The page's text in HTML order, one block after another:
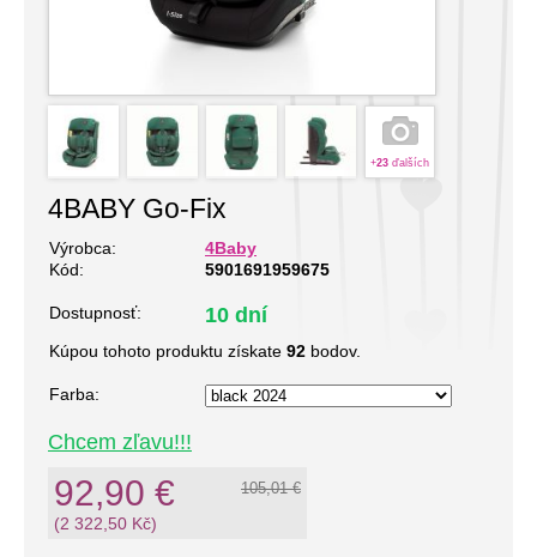
+23 ďalších
4BABY Go-Fix
Výrobca:
4Baby
Kód:
5901691959675
Dostupnosť: 10 dní
Kúpou tohoto produktu získate 92 bodov.
Farba:
Chcem zľavu!!!
105,01 €
92,90 €
(2 322,50 Kč)